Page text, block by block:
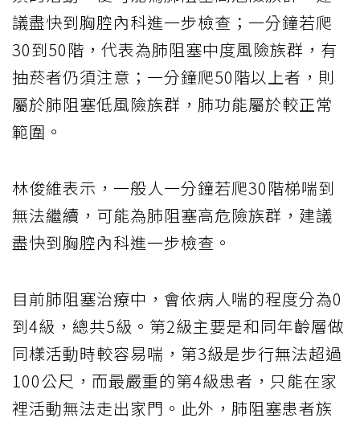
議盡快到胸腔內科進一步檢查；一分鐘若爬
30到50階，代表為肺阻塞中度風險族群，有
抽菸者仍須注意；一分鐘爬50階以上者，則
屬於肺阻塞低風險族群，肺功能屬於較正常
範圍。
林俊維表示，一般人一分鐘若爬30階梯喘到
無法繼續，可能為肺阻塞高危險族群，建議
盡快到胸腔內科進一步檢查。
目前肺阻塞治療中，會依病人喘的程度分為0
到4級，總共5級。第2級主要是和同年齡層做
同樣活動時較容易喘，第3級是步行無法超過
100公尺，而最嚴重的第4級患者，只能在家
裡活動無法走出家門。此外，肺阻塞患者族